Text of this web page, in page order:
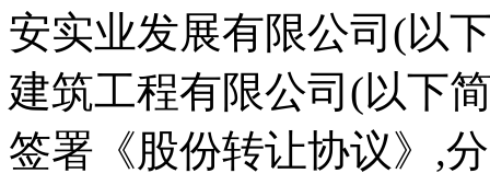
安实业发展有限公司(以
建筑工程有限公司(以下
签署《股份转让协议》,